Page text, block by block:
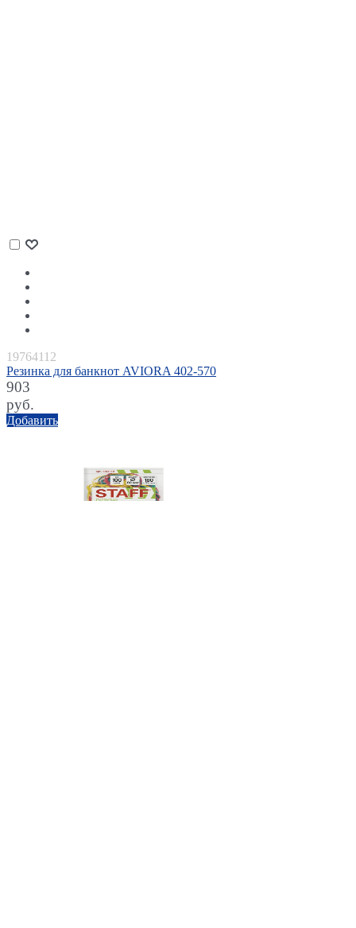
19764112
Резинка для банкнот AVIORA 402-570
903
руб.
Добавить